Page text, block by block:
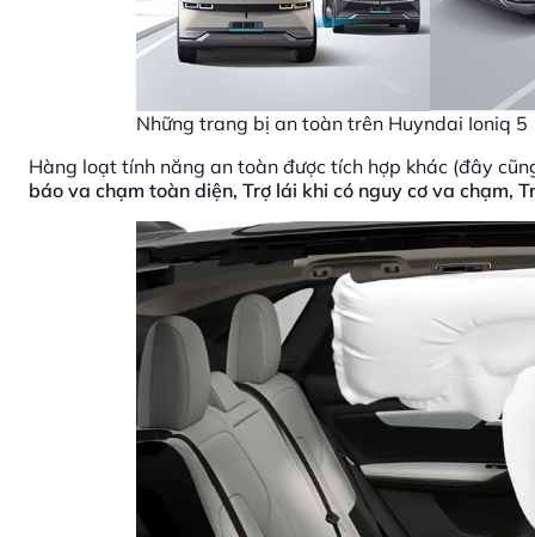
Những trang bị an toàn trên Huyndai Ioniq 5
Hàng loạt tính năng an toàn được tích hợp khác (đây
báo va chạm toàn diện, Trợ lái khi có nguy cơ va chạm,